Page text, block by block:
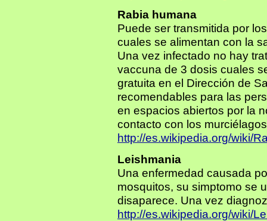
Rabia humana
Puede ser transmitida por
cuales se alimentan con la
Una vez infectado no hay
vaccuna de 3 dosis cuales
gratuita en el Dirección de
recomendables para las
en espacios abiertos por la
contacto con los
http://es.wikipedia.org/wiki/
Leishmania
Una enfermedad causada
mosquitos, su simptomo se
disaparece. Una vez
http://es.wikipedia.org/wiki/